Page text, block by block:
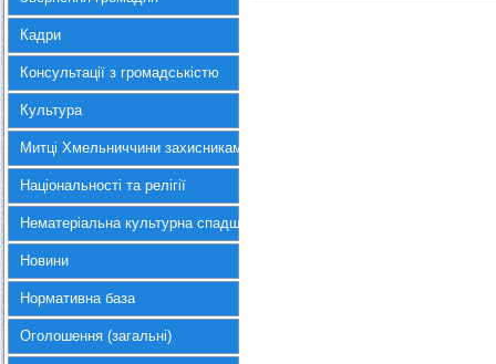
Кадри
Консультації з громадськістю
Культура
Митці Хмельниччини захисникам України
Національності та релігії
Нематеріальна культурна спадщина
Новини
Нормативна база
Оголошення (загальні)